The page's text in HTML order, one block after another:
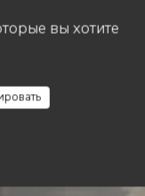
вы хотите